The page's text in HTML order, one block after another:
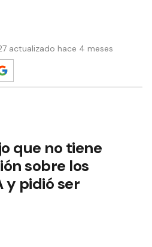
que no tiene
sobre los
pidió ser